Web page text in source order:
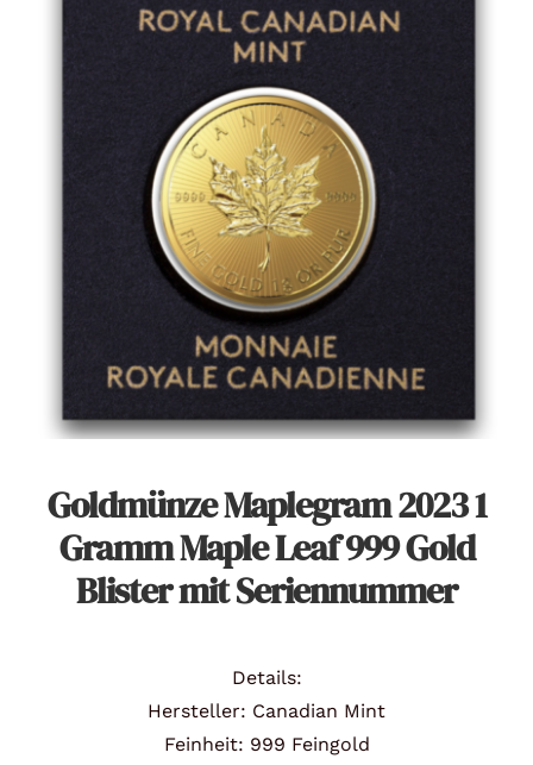
Neuheiten
Angebote
Über Uns
Kontakt
Warenkorb
Goldmünze Maplegram 2023 1
Gramm Maple Leaf 999 Gold
Blister mit Seriennummer
Details:
Hersteller: Canadian Mint
Feinheit: 999 Feingold